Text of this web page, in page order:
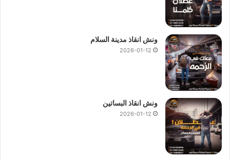
ونش انقاذ مدينة السلام
2026-01-12
ونش انقاذ البساتين
2026-01-12